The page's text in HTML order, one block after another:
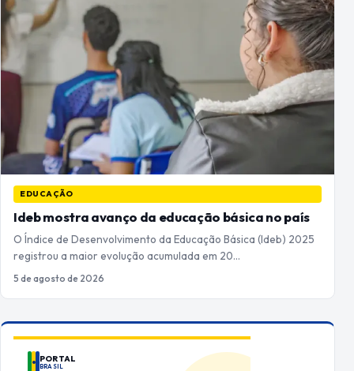
EDUCAÇÃO
Ideb mostra avanço da educação básica no país
O Índice de Desenvolvimento da Educação Básica (Ideb) 2025
registrou a maior evolução acumulada em 20…
5 de agosto de 2026
PORTAL
BRASIL